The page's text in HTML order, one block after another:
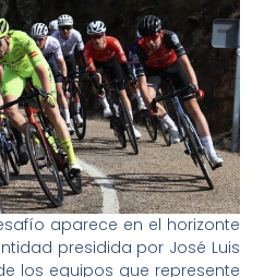
aparece en el horizonte
presidida por José Luis
los equipos que represente